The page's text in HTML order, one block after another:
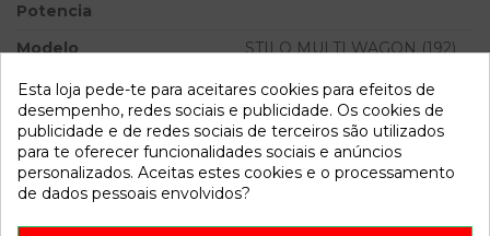
Potencia
Modelo
STILO MULTI WAGON (192)
Referência 782550
Disponível a partir de: 2022-04-04
Esta loja pede-te para aceitares cookies para efeitos de
desempenho, redes sociais e publicidade. Os cookies de
publicidade e de redes sociais de terceiros são utilizados
para te oferecer funcionalidades sociais e anúncios
personalizados. Aceitas estes cookies e o processamento
de dados pessoais envolvidos?